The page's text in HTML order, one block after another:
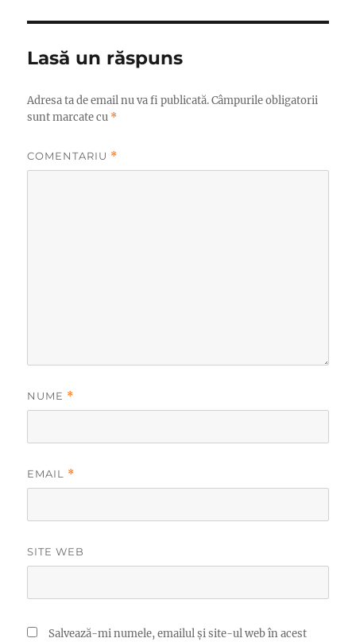
Lasă un răspuns
Adresa ta de email nu va fi publicată. Câmpurile obligatorii
sunt marcate cu *
COMENTARIU *
NUME *
EMAIL *
SITE WEB
Salvează-mi numele, emailul și site-ul web în acest